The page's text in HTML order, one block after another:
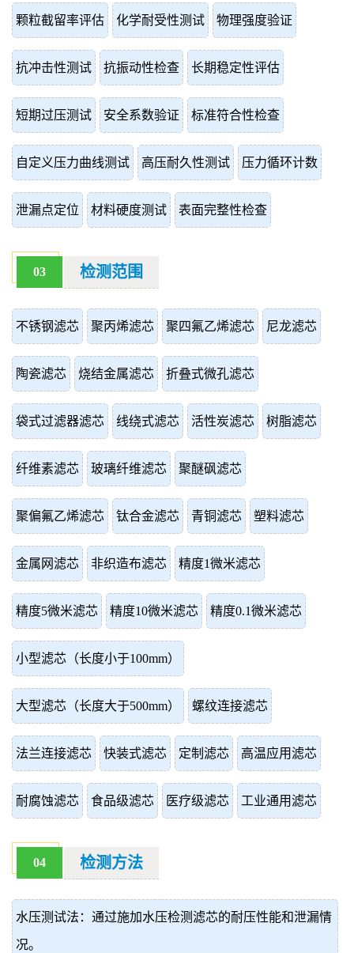
颗粒截留率评估 化学耐受性测试 物理强度验证
抗冲击性测试 抗振动性检查 长期稳定性评估
短期过压测试 安全系数验证 标准符合性检查
自定义压力曲线测试 高压耐久性测试 压力循环计数
泄漏点定位 材料硬度测试 表面完整性检查
03 检测范围
不锈钢滤芯 聚丙烯滤芯 聚四氟乙烯滤芯 尼龙滤芯
陶瓷滤芯 烧结金属滤芯 折叠式微孔滤芯
袋式过滤器滤芯 线绕式滤芯 活性炭滤芯 树脂滤芯
纤维素滤芯 玻璃纤维滤芯 聚醚砜滤芯
聚偏氟乙烯滤芯 钛合金滤芯 青铜滤芯 塑料滤芯
金属网滤芯 非织造布滤芯 精度1微米滤芯
精度5微米滤芯 精度10微米滤芯 精度0.1微米滤芯
小型滤芯（长度小于100mm）
大型滤芯（长度大于500mm） 螺纹连接滤芯
法兰连接滤芯 快装式滤芯 定制滤芯 高温应用滤芯
耐腐蚀滤芯 食品级滤芯 医疗级滤芯 工业通用滤芯
04 检测方法
水压测试法：通过施加水压检测滤芯的耐压性能和泄漏情
况。